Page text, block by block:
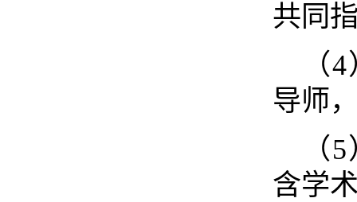
共同
（
导师
（
含学